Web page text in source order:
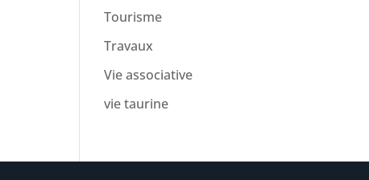
Tourisme
Travaux
Vie associative
vie taurine